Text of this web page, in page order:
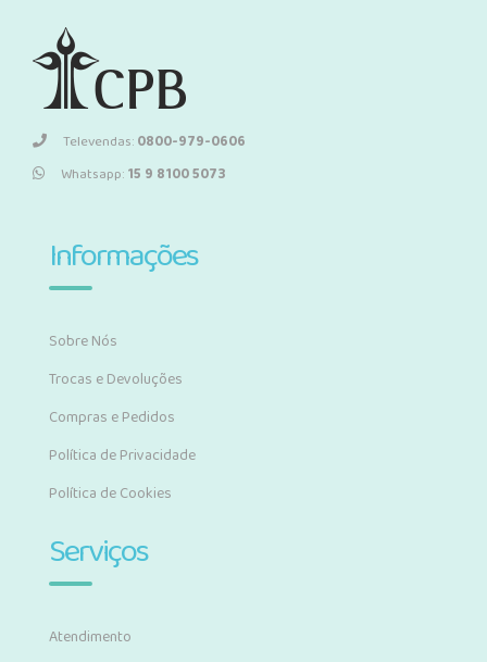
Televendas:0800-979-0606
Whatsapp:15 9 8100 5073
Informações
Sobre Nós
Trocas e Devoluções
Compras e Pedidos
Política de Privacidade
Política de Cookies
Serviços
Atendimento